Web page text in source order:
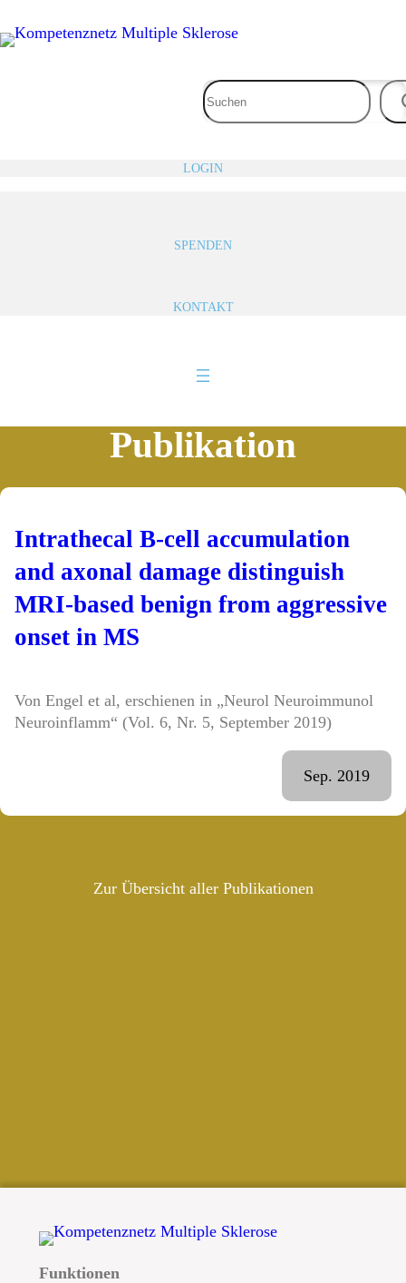
Inhalt
LOGIN
SPENDEN
KONTAKT
Publikation
Intrathecal B-cell accumulation
and axonal damage distinguish
MRI-based benign from aggressive
onset in MS
Von Engel et al, erschienen in „Neurol Neuroimmunol
Neuroinflamm“ (Vol. 6, Nr. 5, September 2019)
Sep. 2019
Zur Übersicht aller Publikationen
Funktionen